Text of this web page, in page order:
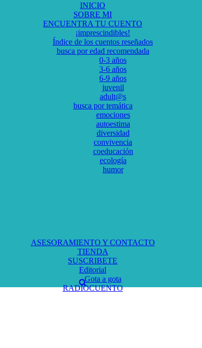
INICIO
SOBRE MI
ENCUENTRA TU CUENTO
¡imprescindibles!
Índice de los cuentos reseñados
busca por edad recomendada
0-3 años
3-6 años
6-9 años
juvenil
adult@s
busca por temática
emociones
autoestima
diversidad
convivencia
coeducación
ecología
humor
ASESORAMIENTO Y CONTACTO
TIENDA
SUSCRIBETE
Editorial
Gota a gota
RADIOCUENTO